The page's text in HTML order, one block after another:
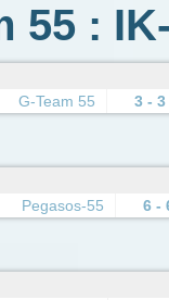
55 :
G-Team 55 3 - 3
Pegasos-55 6 -